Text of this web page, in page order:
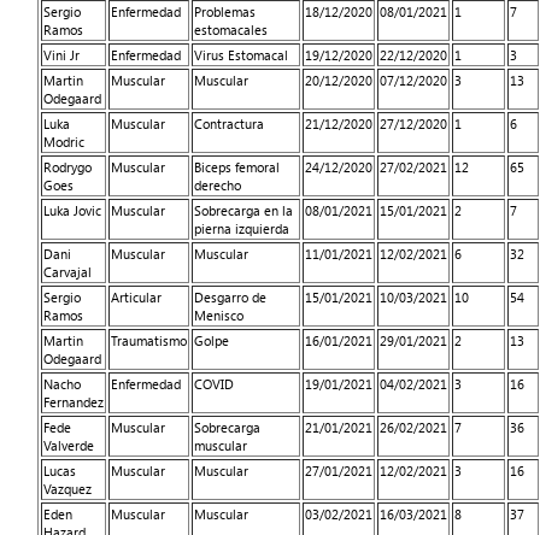
Sergio
Ramos
Enfermedad
Problemas
estomacales
18/12/2020 08/01/2021 1 7
Vini Jr Enfermedad Virus Estomacal 19/12/2020 22/12/2020 1
3
Martin
Odegaard
Muscular Muscular 20/12/2020 07/12/2020 3 13
Luka
Modric
Muscular Contractura 21/12/2020 27/12/2020 1 6
Rodrygo
Goes
Muscular
Biceps femoral
derecho
24/12/2020 27/02/2021 12 65
Luka Jovic Muscular
Sobrecarga en la
pierna izquierda
08/01/2021 15/01/2021 2 7
Dani
Carvajal
Muscular Muscular 11/01/2021 12/02/2021 6 32
Sergio
Ramos
Articular
Desgarro de
Menisco
15/01/2021 10/03/2021 10 54
Martin
Odegaard
Traumatismo Golpe 16/01/2021 29/01/2021 2 13
Nacho
Fernandez
Enfermedad COVID 19/01/2021 04/02/2021 3 16
Fede
Valverde
Muscular
Sobrecarga
muscular
21/01/2021 26/02/2021 7 36
Lucas
Vazquez
Muscular Muscular 27/01/2021 12/02/2021 3 16
Eden
Muscular Muscular 03/02/2021 16/03/2021 8 37